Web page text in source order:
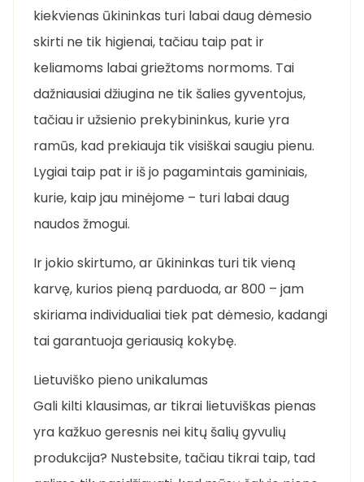
kiekvienas ūkininkas turi labai daug dėmesio
skirti ne tik higienai, tačiau taip pat ir
keliamoms labai griežtoms normoms. Tai
dažniausiai džiugina ne tik šalies gyventojus,
tačiau ir užsienio prekybininkus, kurie yra
ramūs, kad prekiauja tik visiškai saugiu pienu.
Lygiai taip pat ir iš jo pagamintais gaminiais,
kurie, kaip jau minėjome – turi labai daug
naudos žmogui.
Ir jokio skirtumo, ar ūkininkas turi tik vieną
karvę, kurios pieną parduoda, ar 800 – jam
skiriama individualiai tiek pat dėmesio, kadangi
tai garantuoja geriausią kokybę.
Lietuviško pieno unikalumas
Gali kilti klausimas, ar tikrai lietuviškas pienas
yra kažkuo geresnis nei kitų šalių gyvulių
produkcija? Nustebsite, tačiau tikrai taip, tad